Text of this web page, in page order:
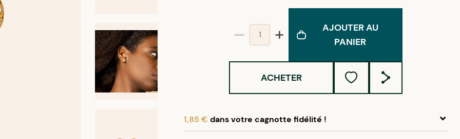
AJOUTER AU
PANIER
ACHETER
1,85 € dans votre cagnotte fidélité !